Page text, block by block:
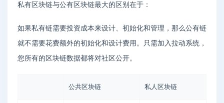
私有区块链与公有区块链最大的区别在于：
如果私有链需要投资成本来设计、初始化和管理，那么公有链
就不需要花费额外的初始化和设计费用。只需加入拉动系统，
您所有的区块链数据都将对社区公开。
公共区块链 私人区块链